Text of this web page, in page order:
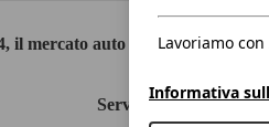
il mercato auto europeo.
Servizi
Lavoriamo
Informativa